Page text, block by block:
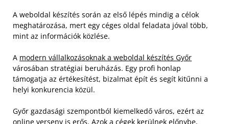
A weboldal készítés során az első lépés mindig a célok
meghatározása, mert egy céges oldal feladata jóval több,
mint az információk közlése.
A modern vállalkozásoknak a weboldal készítés Győr
városában stratégiai beruházás. Egy profi honlap
támogatja az értékesítést, bizalmat épít és segít kitűnni a
helyi konkurencia közül.
Győr gazdasági szempontból kiemelkedő város, ezért az
online verseny is erős. Azok a cégek kerülnek előnybe,